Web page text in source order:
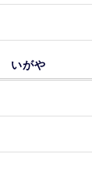
いがや